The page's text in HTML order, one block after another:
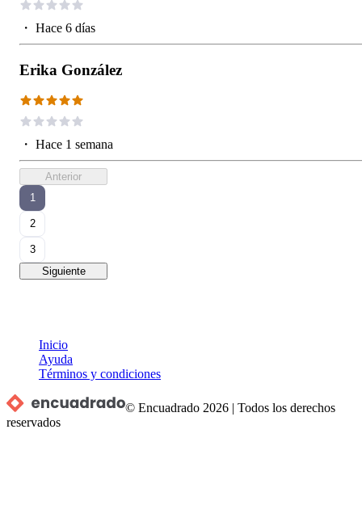
・ Hace 6 días
Erika González
・ Hace 1 semana
Anterior
1
2
3
Siguiente
Inicio
Ayuda
Términos y condiciones
© Encuadrado 2026 |Todos los derechos
reservados